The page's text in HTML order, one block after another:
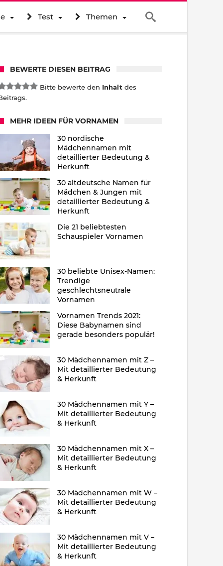
Test Themen
BEWERTE DIESEN BEITRAG
Bitte bewerte den Inhalt des
MEHR IDEEN FÜR VORNAMEN
30 nordische
Mädchennamen mit
detaillierter Bedeutung &
Herkunft
30 altdeutsche Namen für
Mädchen & Jungen mit
detaillierter Bedeutung &
Herkunft
Die 21 beliebtesten
Schauspieler Vornamen
30 beliebte Unisex-Namen:
Trendige
geschlechtsneutrale
Vornamen
Vornamen Trends 2021:
Diese Babynamen sind
gerade besonders populär!
30 Mädchennamen mit Z –
Mit detaillierter Bedeutung
& Herkunft
30 Mädchennamen mit Y –
Mit detaillierter Bedeutung
& Herkunft
30 Mädchennamen mit X –
Mit detaillierter Bedeutung
& Herkunft
30 Mädchennamen mit W –
Mit detaillierter Bedeutung
& Herkunft
30 Mädchennamen mit V –
Mit detaillierter Bedeutung
& Herkunft